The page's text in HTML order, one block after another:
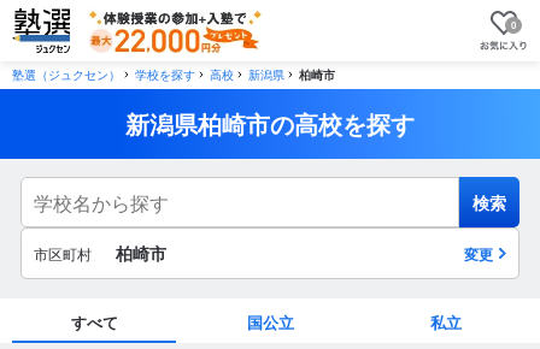
0
塾選（ジュクセン） 学校を探す 高校 新潟県 柏崎市
新潟県柏崎市の高校を探す
検索
市区町村 柏崎市 変更
すべて 国公立 私立